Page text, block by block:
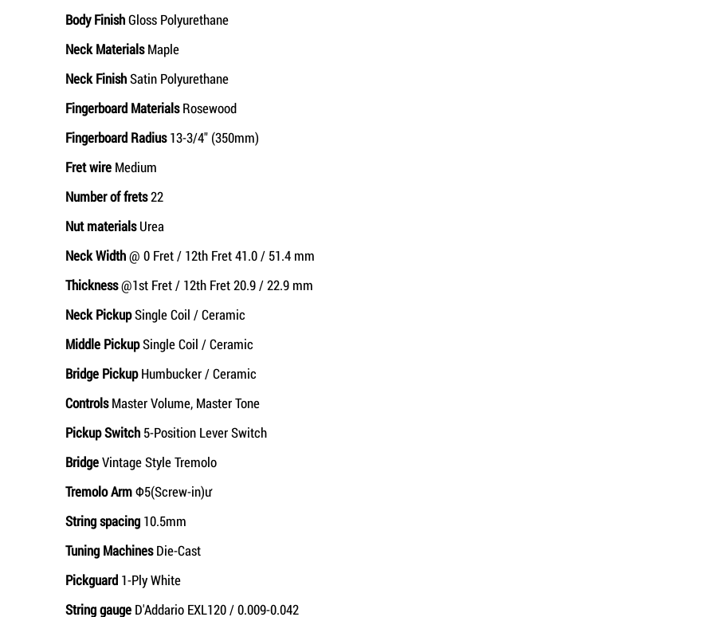
Body FinishGloss Polyurethane
Neck MaterialsMaple
Neck FinishSatin Polyurethane
Fingerboard MaterialsRosewood
Fingerboard Radius13-3/4" (350mm)
Fret wire Medium
Number of frets22
Nut materialsUrea
Neck Width@ 0 Fret / 12th Fret 41.0 / 51.4 mm
Thickness@1st Fret / 12th Fret 20.9 / 22.9 mm
Neck PickupSingle Coil / Ceramic
Middle PickupSingle Coil / Ceramic
Bridge PickupHumbucker / Ceramic
ControlsMaster Volume, Master Tone
Pickup Switch 5-Position Lever Switch
BridgeVintage Style Tremolo
Tremolo ArmΦ5(Screw-in)ư
String spacing 10.5mm
Tuning MachinesDie-Cast
Pickguard 1-Ply White
String gauge D'Addario EXL120 / 0.009-0.042